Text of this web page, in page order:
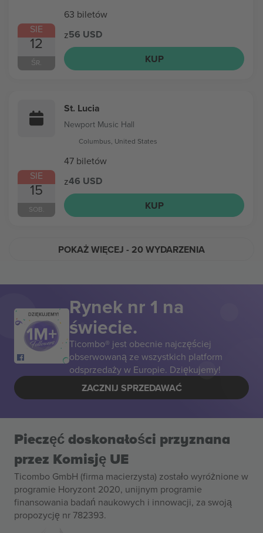
SIE
12
ŚR.
63 biletów
z56 USD
KUP
SIE
15
SOB.
St. Lucia
Newport Music Hall
Columbus, United States
47 biletów
z46 USD
KUP
POKAŻ WIĘCEJ - 20 WYDARZENIA
DZIĘKUJEMY! Rynek nr 1 na
świecie.
Ticombo® jest obecnie najczęściej
obserwowaną ze wszystkich platform
odsprzedaży w Europie. Dziękujemy!
ZACZNIJ SPRZEDAWAĆ
Pieczęć doskonałości przyznana
przez Komisję UE
Ticombo GmbH (firma macierzysta) zostało wyróżnione w
programie Horyzont 2020, unijnym programie
finansowania badań naukowych i innowacji, za swoją
propozycję nr 782393.